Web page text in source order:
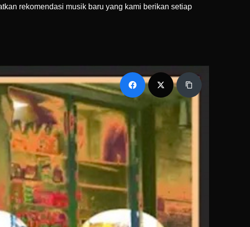
rekomendasi musik baru yang kami berikan setiap